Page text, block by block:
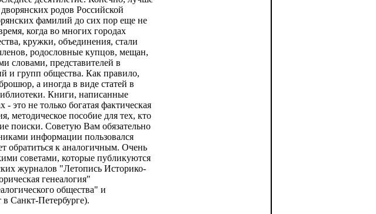
родов Российской
фамилий до сих пор еще не
когда во многих городах
кружки, объединения, стали
родословные купцов, мещан,
словами, представителей в
и групп общества. Как правило,
а иногда в виде статей в
Книги, написанные
не только богатая фактическая
методическое пособие для тех, кто
поиски. Советую Вам обязательно
информации пользовался
обратиться к аналогичным. Очень
советами, которые публикуются
журналов "Летопись Историко-
генеалогия"
общества" и
Санкт-Петербурге).